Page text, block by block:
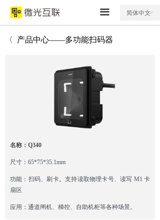
끀 ꀅ
简体中文
〈 产品中心——多功能扫码器
名称：Q340
尺寸：65*75*35.1mm
功能：扫码、刷卡。支持读取物理卡号、读写 M1 卡
扇区
应用： 通道闸机、梯控、自助机柜等各种场景。